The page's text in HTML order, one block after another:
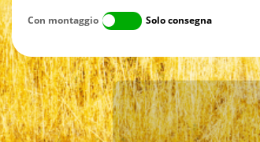
Con montaggio Solo consegna